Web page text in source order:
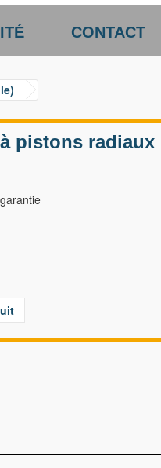
CONTACT
pistons radiaux